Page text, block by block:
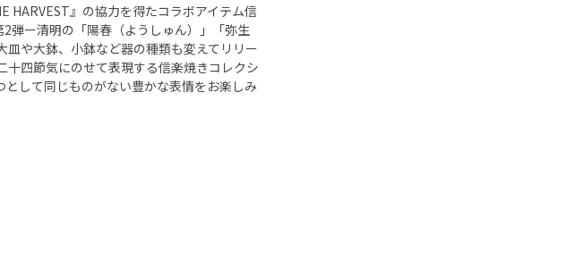
HARVEST』の協力を得たコラボアイテム信
弾ー清明の「陽春（ようしゅん）」「弥生
皿や大鉢、小鉢など器の種類も変えてリリー
四節気にのせて表現する信楽焼きコレクシ
して同じものがない豊かな表情をお楽しみ